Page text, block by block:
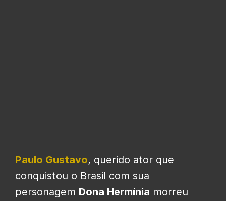
Paulo Gustavo, querido ator que
conquistou o Brasil com sua
personagem Dona Hermínia morreu